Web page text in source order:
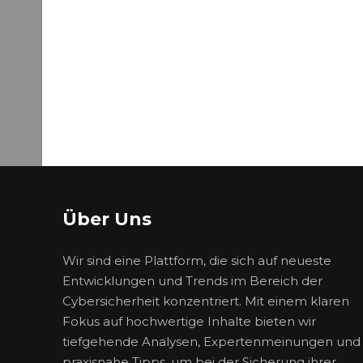
Über Uns
Wir sind eine Plattform, die sich auf neueste
Entwicklungen und Trends im Bereich der
Cybersicherheit konzentriert. Mit einem klaren
Fokus auf hochwertige Inhalte bieten wir
tiefgehende Analysen, Expertenmeinungen und